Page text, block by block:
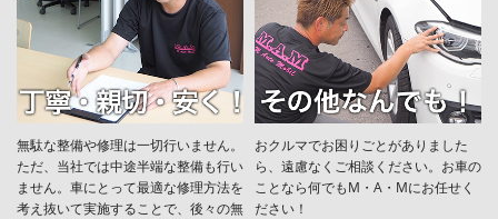
無駄な整備や修理は一切行いません。
ただ、当社では中途半端な整備も行い
ません。車にとって最適な修理方法を
考え抜いて実施することで、後々の無
おクルマでお困りごとがありました
ら、遠慮なくご相談ください。お車の
ことなら何でもM・A・Mにお任せく
ださい！